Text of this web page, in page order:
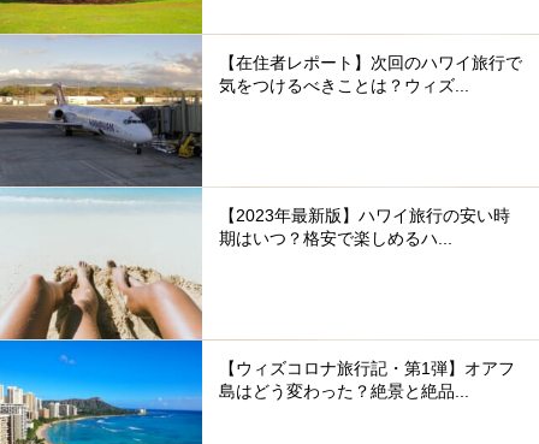
【在住者レポート】次回のハワイ旅行で
気をつけるべきことは？ウィズ...
【2023年最新版】ハワイ旅行の安い時
期はいつ？格安で楽しめるハ...
【ウィズコロナ旅行記・第1弾】オアフ
島はどう変わった？絶景と絶品...